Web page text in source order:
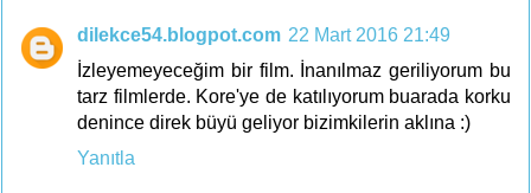
dilekce54.blogpot.com 22 Mart 2016 21:49
İzleyemeyeceğim bir film. İnanılmaz geriliyorum bu
tarz filmlerde. Kore'ye de katılıyorum buarada korku
denince direk büyü geliyor bizimkilerin aklına :)
Yanıtla